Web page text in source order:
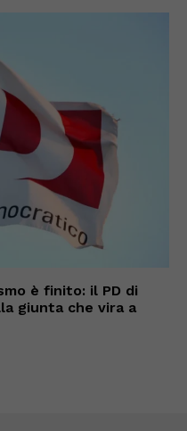
è finito: il PD di
giunta che vira a